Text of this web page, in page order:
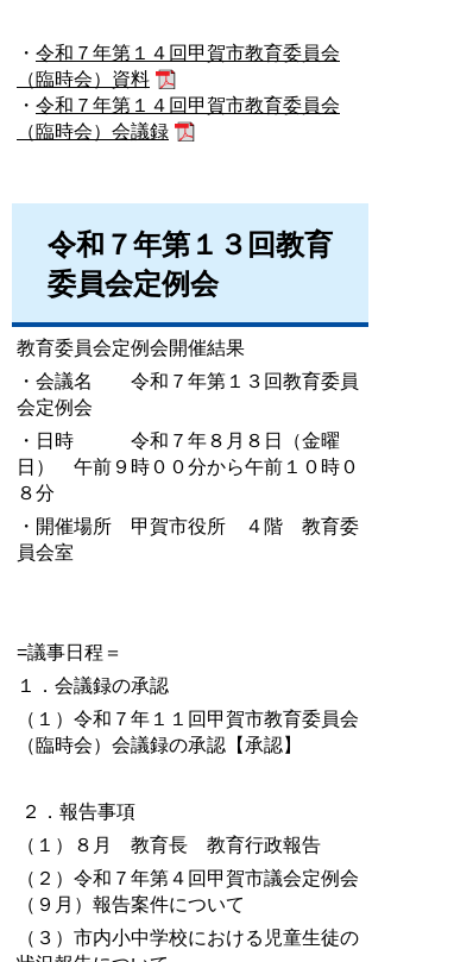
・ 令和７年第１４回甲賀市教育委員会
（臨時会）資料
・ 令和７年第１４回甲賀市教育委員会
（臨時会）会議録
令和７年第１３回教育
委員会定例会
教育委員会定例会開催結果
・会議名 令和７年第１３回教育委員
会定例会
・日時 令和７年８月８日（金曜
日） 午前９時００分から午前１０時０
８分
・開催場所 甲賀市役所 ４階 教育委
員会室
=議事日程＝
１．会議録の承認
（１）令和７年１１回甲賀市教育委員会
（臨時会）会議録の承認【承認】
２．報告事項
（１）８月 教育長 教育行政報告
（２）令和７年第４回甲賀市議会定例会
（９月）報告案件について
（３）市内小中学校における児童生徒の